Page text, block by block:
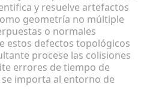
y resuelve artefactos
geometría no múltiple
o normales
estos defectos topológicos
procese las colisiones
errores de tiempo de
importa al entorno de